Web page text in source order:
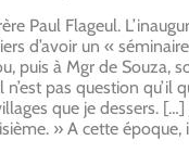
Paul Flageul.
d’avoir un «
puis à Mgr de Souza,
pas question qu’il
que je dessers.
» A cette époque,